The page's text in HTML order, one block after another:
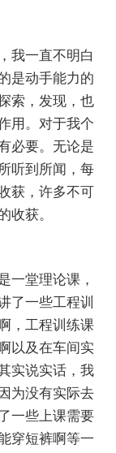
我一直不明白
是动手能力的
索，发现，也
用。对于我个
必要。无论是
听到所闻，每
获，许多不可
收获。
一堂理论课，
了一些工程训
，工程训练课
以及在车间实
实说实话，我
为没有实际去
一些上课需要
穿短裤啊等一